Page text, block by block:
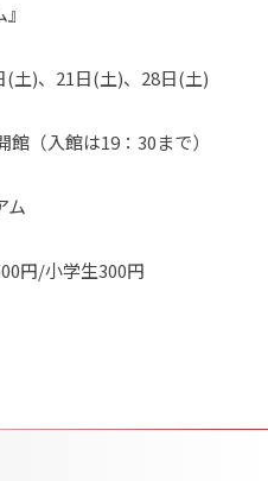
(土)、21日(土)、28日(土)
館（入館は19：30まで）
ム
円/小学生300円